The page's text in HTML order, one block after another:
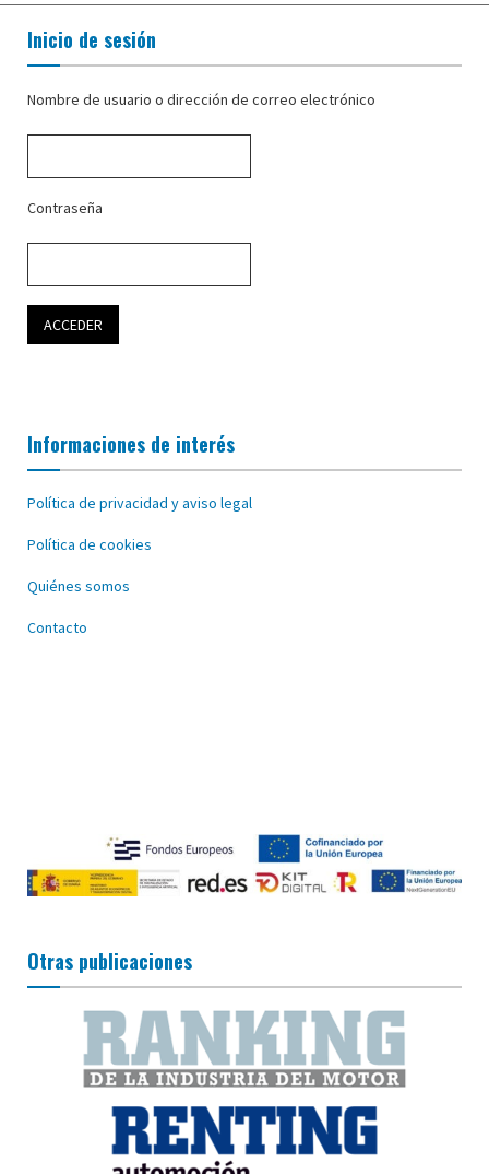
Inicio de sesión
Nombre de usuario o dirección de correo electrónico
Contraseña
Informaciones de interés
Política de privacidad y aviso legal
Política de cookies
Quiénes somos
Contacto
Otras publicaciones